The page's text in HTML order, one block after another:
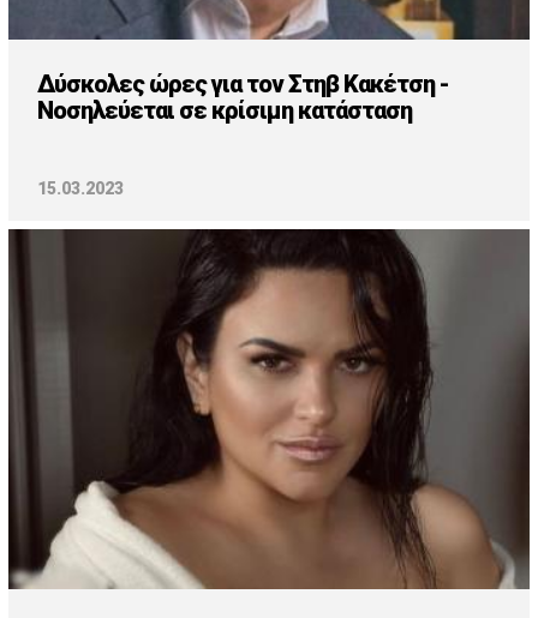
Δύσκολες ώρες για τον Στηβ Κακέτση -
Νοσηλεύεται σε κρίσιμη κατάσταση
15.03.2023